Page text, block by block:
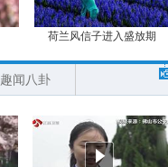
荷兰风信子进入盛放期
趣闻八卦